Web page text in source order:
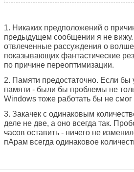
1. Никаких предположений о
предыдущем сообщении я не вижу.
отвлеченные рассуждения о
показывающих фантастические
по причине переоптимизации.
2. Памяти предостаточно. Если бы
памяти - были бы проблемы не
Windows тоже работать бы не
3. Закачек с одинаковым
деле не две, а оно всегда так.
часов оставить - ничего не
пАрам всегда одинаковое